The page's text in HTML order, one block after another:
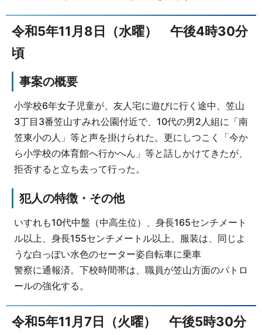
令和5年11月8日（水曜） 午後4時30分
頃
事案の概要
小学校6年女子児童が、友人宅に遊びに行く途中、笠山
3丁目3番笠山すみれ公園付近で、10代の男2人組に「南
笠東小の人」等と声を掛けられた。更にしつこく「今か
ら小学校の体育館へ行かへん」等と話しかけてきたが、
拒否すると立ち去って行った。
犯人の特徴・その他
いすれも10代中盤（中高生位）、身長165センチメート
ル以上、身長155センチメートル以上、服装は、同じよ
うな白っぽい水色のセーター姿自転車に乗車
警察に通報済。下校時間帯は、職員が笠山方面のパトロ
ールの強化する。
令和5年11月7日（火曜） 午後5時30分